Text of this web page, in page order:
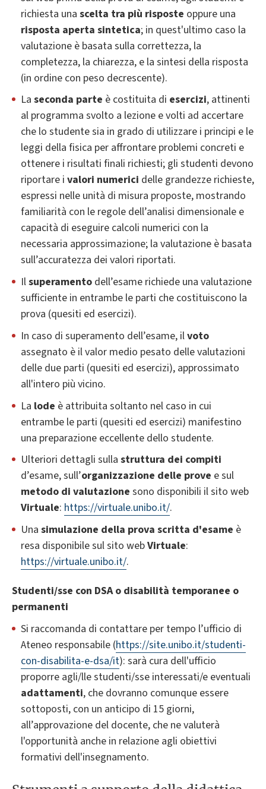
richiesta una scelta tra più risposte oppure una
risposta aperta sintetica; in quest'ultimo caso la
valutazione è basata sulla correttezza, la
completezza, la chiarezza, e la sintesi della risposta
(in ordine con peso decrescente).
La seconda parte è costituita di esercizi, attinenti
al programma svolto a lezione e volti ad accertare
che lo studente sia in grado di utilizzare i principi e le
leggi della fisica per affrontare problemi concreti e
ottenere i risultati finali richiesti; gli studenti devono
riportare i valori numerici delle grandezze richieste,
espressi nelle unità di misura proposte, mostrando
familiarità con le regole dell’analisi dimensionale e
capacità di eseguire calcoli numerici con la
necessaria approssimazione; la valutazione è basata
sull’accuratezza dei valori riportati.
Ilsuperamento dell’esame richiede una valutazione
sufficiente in entrambe le parti che costituiscono la
prova (quesiti ed esercizi).
In caso di superamento dell’esame, ilvoto
assegnato è il valor medio pesato delle valutazioni
delle due parti (quesiti ed esercizi), approssimato
all'intero più vicino.
La lode è attribuita soltanto nel caso in cui
entrambe le parti (quesiti ed esercizi) manifestino
una preparazione eccellente dello studente.
Ulteriori dettagli sulla struttura dei compiti
d’esame, sull’organizzazione delle prove e sul
metodo di valutazione sono disponibili il sito web
Virtuale: https://virtuale.unibo.it/.
Una simulazione della prova scritta d'esame è
resa disponibile sul sito webVirtuale:
https://virtuale.unibo.it/.
Studenti/sse con DSA o disabilità temporanee o
permanenti
Si raccomanda di contattare per tempo l’ufficio di
Ateneo responsabile (https://site.unibo.it/studenti-
con-disabilita-e-dsa/it): sarà cura dell'ufficio
proporre agli/lle studenti/sse interessati/e eventuali
adattamenti, che dovranno comunque essere
sottoposti, con un anticipo di 15 giorni,
all’approvazione del docente, che ne valuterà
l'opportunità anche in relazione agli obiettivi
formativi dell'insegnamento.